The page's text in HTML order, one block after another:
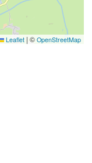
Leaflet | © OpenStreetMap